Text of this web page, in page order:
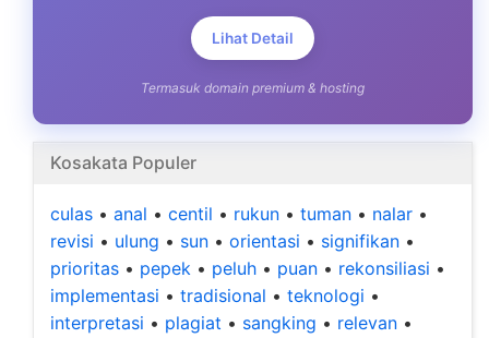
Lihat Detail
Termasuk domain premium & hosting
Kosakata Populer
culas • anal • centil • rukun • tuman • nalar •
revisi • ulung • sun • orientasi • signifikan •
prioritas • pepek • peluh • puan • rekonsiliasi •
implementasi • tradisional • teknologi •
interpretasi • plagiat • sangking • relevan •